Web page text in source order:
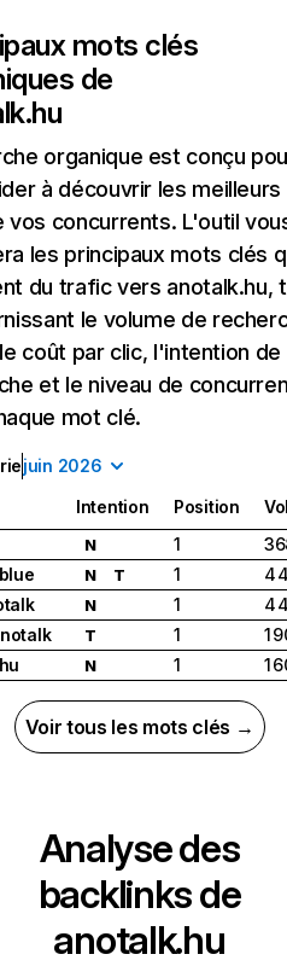
mots clés
de
organique est conçu
à découvrir les
vos concurrents. L'outil
les principaux mots clés
du trafic vers anotalk.hu,
le volume de
coût par clic, l'intention de
et le niveau de
mot clé.
juin 2026
Intention Position
N 1
N T 1
4
N 1
4
T 1
1
N 1 1
Voir tous les mots clés →
Analyse des
backlinks de
anotalk.hu